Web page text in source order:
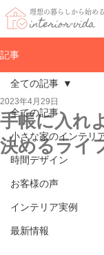
interior-vida
理想の暮らしから始める
記事
全ての記事
小さな家のインテリ
時間デザイン
お客様の声
インテリア実例
最新情報
全ての記事
手帳に入れ
決めるライ
2023年4月29日